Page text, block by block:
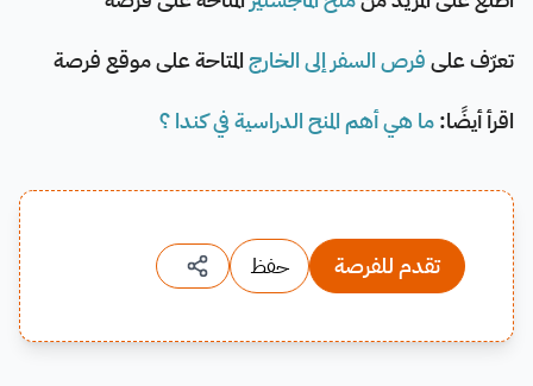
تعرّف علىفرص السفر إلى الخارجالمتاحة على موقع فرصة
اقرأ أيضًا:ما هي أهم المنح الدراسية في كندا ؟
تقدم للفرصة حفظ